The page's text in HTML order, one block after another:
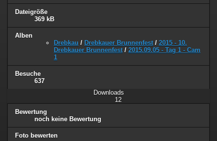
Dateigröße
369 kB
Alben
Drebkau / Drebkauer Brunnenfest / 2015 - 10.
Drebkauer Brunnenfest / 2015.09.05 - Tag 1 - Cam
1
Besuche
637
Downloads
12
Bewertung
noch keine Bewertung
Foto bewerten